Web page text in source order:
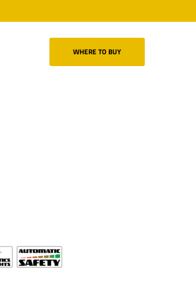
WHERE TO BUY